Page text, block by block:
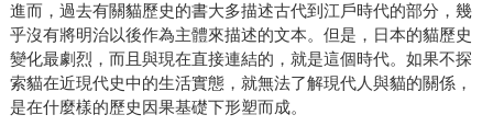
進而，過去有關貓歷史的書大多描述古代到江戶時代的部分，幾
乎沒有將明治以後作為主體來描述的文本。但是，日本的貓歷史
變化最劇烈，而且與現在直接連結的，就是這個時代。如果不探
索貓在近現代史中的生活實態，就無法了解現代人與貓的關係，
是在什麼樣的歷史因果基礎下形塑而成。